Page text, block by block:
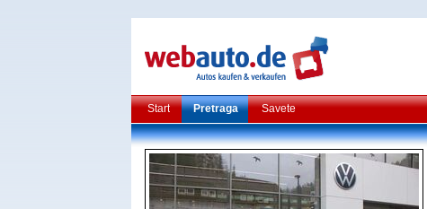
Start Pretraga Savete